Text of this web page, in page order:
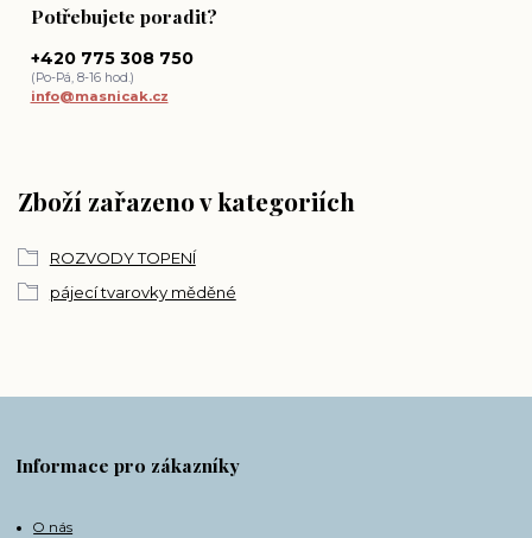
Zboží zařazeno v kategoriích
ROZVODY TOPENÍ
pájecí tvarovky měděné
Potřebujete poradit?
+420 775 308 750
(Po-Pá, 8-16 hod.)
info@masnicak.cz
Informace pro zákazníky
O nás